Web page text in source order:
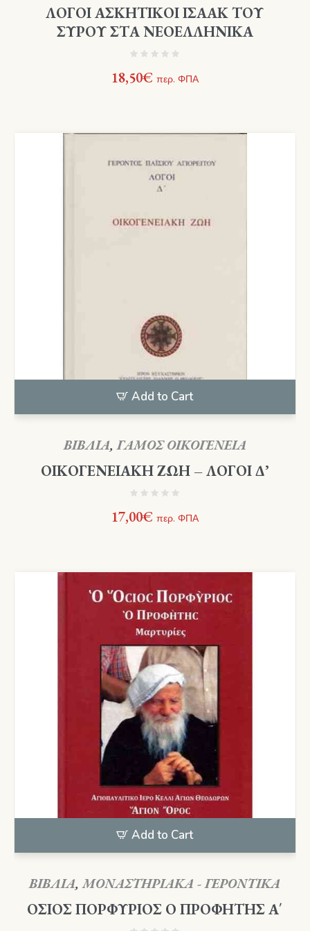
ΛΟΓΟΙ ΑΣΚΗΤΙΚΟΙ ΙΣΑΑΚ ΤΟΥ
ΣΥΡΟΥ ΣΤΑ ΝΕΟΕΛΛΗΝΙΚΑ
18,50€ περ. ΦΠΑ
Add to Cart
ΒΙΒΛΙΑ,ΓΑΜΟΣ ΟΙΚΟΓΕΝΕΙΑ
ΟΙΚΟΓΕΝΕΙΑΚΗ ΖΩΗ – ΛΟΓΟΙ Δ’
17,00€ περ. ΦΠΑ
Add to Cart
ΒΙΒΛΙΑ,ΜΟΝΑΣΤΗΡΙΑΚΑ - ΓΕΡΟΝΤΙΚΑ
ΟΣΙΟΣ ΠΟΡΦΥΡΙΟΣ Ο ΠΡΟΦΗΤΗΣ Α΄